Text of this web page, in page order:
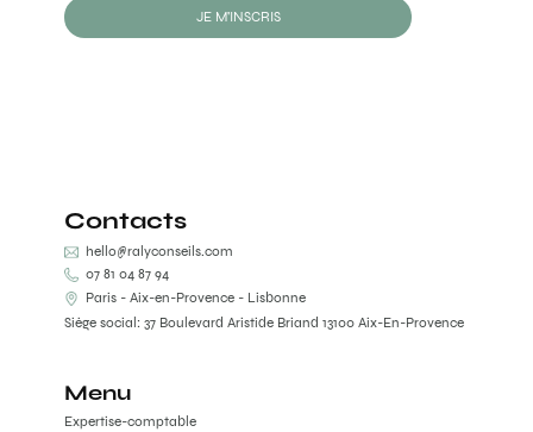
JE M'INSCRIS
Contacts
hello@ralyconseils.com
07 81 04 87 94
Paris - Aix-en-Provence - Lisbonne
Siège social: 37 Boulevard Aristide Briand 13100 Aix-En-Provence
Menu
Expertise-comptable